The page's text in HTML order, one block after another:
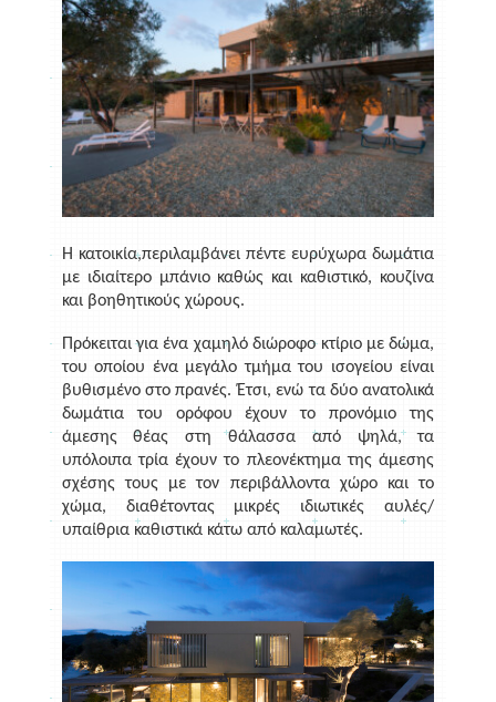
Η κατοικία,περιλαμβάνει πέντε ευρύχωρα δωμάτια
με ιδιαίτερο μπάνιο καθώς και καθιστικό, κουζίνα
και βοηθητικούς χώρους.
Πρόκειται για ένα χαμηλό διώροφο κτίριο με δώμα,
του οποίου ένα μεγάλο τμήμα του ισογείου είναι
βυθισμένο στο πρανές. Έτσι, ενώ τα δύο ανατολικά
δωμάτια του ορόφου έχουν το προνόμιο της
άμεσης θέας στη θάλασσα από ψηλά, τα
υπόλοιπα τρία έχουν το πλεονέκτημα της άμεσης
σχέσης τους με τον περιβάλλοντα χώρο και το
χώμα, διαθέτοντας μικρές ιδιωτικές αυλές/
υπαίθρια καθιστικά κάτω από καλαμωτές.